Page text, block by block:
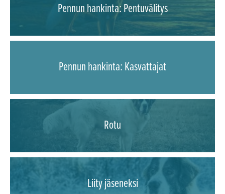
Pennun hankinta: Pentuvälitys
Pennun hankinta: Kasvattajat
Rotu
Liity jäseneksi